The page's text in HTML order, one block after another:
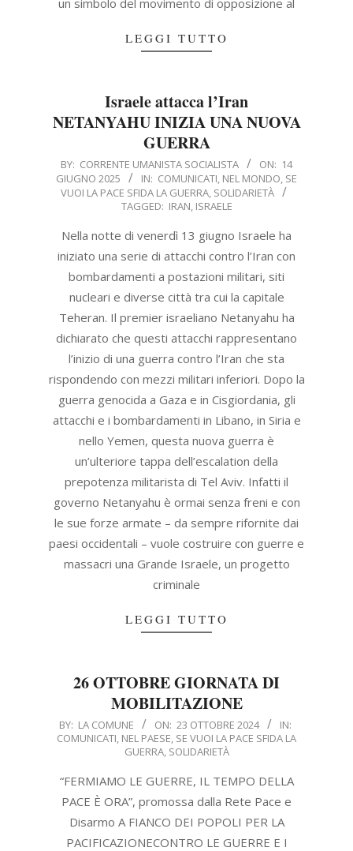
LEGGI TUTTO
Israele attacca l’Iran
NETANYAHU INIZIA UNA NUOVA
GUERRA
2025-
06-
BY: CORRENTE UMANISTA SOCIALISTA ON: 14
GIUGNO 2025
IN: COMUNICATI, NEL MONDO, SE
VUOI LA PACE SFIDA LA GUERRA, SOLIDARIETÀ
TAGGED: IRAN, ISRAELE
Nella notte di venerdì 13 giugno Israele ha
iniziato una serie di attacchi contro l’Iran con
bombardamenti a postazioni militari, siti
nucleari e diverse città tra cui la capitale
Teheran. Il premier israeliano Netanyahu ha
dichiarato che questi attacchi rappresentano
l’inizio di una guerra contro l’Iran che sta
rispondendo con mezzi militari inferiori. Dopo la
guerra genocida a Gaza e in Cisgiordania, gli
attacchi e i bombardamenti in Libano, in Siria e
nello Yemen, questa nuova guerra è
un’ulteriore tappa dell’escalation della
prepotenza militarista di Tel Aviv. Infatti il
governo Netanyahu è ormai senza freni e con
le sue forze armate – da sempre rifornite dai
paesi occidentali – vuole costruire con guerre e
massacri una Grande Israele, un progetto
criminale
LEGGI TUTTO
26 OTTOBRE GIORNATA DI
MOBILITAZIONE
2024-
10-
BY: LA COMUNE ON: 23 OTTOBRE 2024
IN:
COMUNICATI, NEL PAESE, SE VUOI LA PACE SFIDA LA
GUERRA, SOLIDARIETÀ
“FERMIAMO LE GUERRE, IL TEMPO DELLA
PACE È ORA”, promossa dalla Rete Pace e
Disarmo A FIANCO DEI POPOLI PER LA
PACIFICAZIONECONTRO LE GUERRE E I